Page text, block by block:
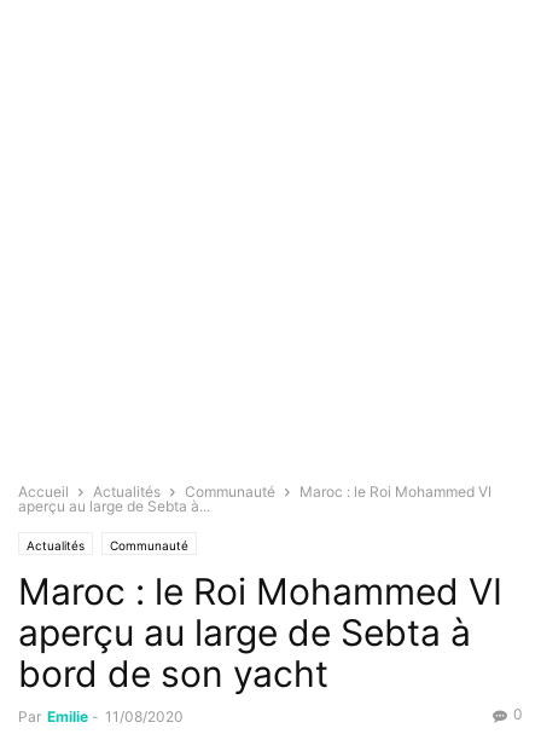
Accueil Actualités Communauté
Maroc : le Roi Mohammed VI
aperçu au large de Sebta à...
Actualités Communauté
Maroc : le Roi Mohammed VI
aperçu au large de Sebta à
bord de son yacht
Par Emilie - 11/08/2020 0